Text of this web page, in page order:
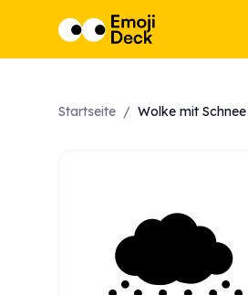
Startseite / Wolke mit Schnee
🌨️